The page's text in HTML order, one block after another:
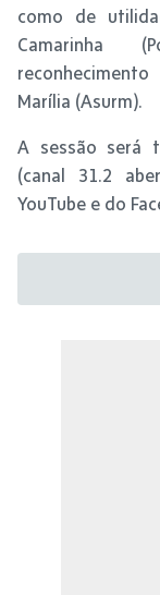
como de
Camarinha
Marília (Asurm).
A sessão será
(canal 31.2
YouTube e do